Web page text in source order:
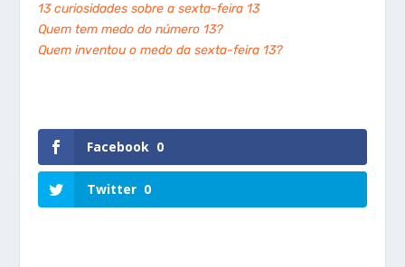
13 curiosidades sobre a sexta-feira 13
Quem tem medo do número 13?
Quem inventou o medo da sexta-feira 13?
Facebook 0
Twitter 0